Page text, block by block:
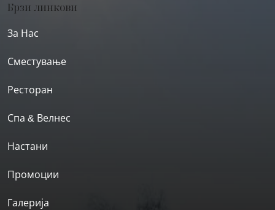
Брзи линкови
За Нас
Сместување
Ресторан
Спа & Велнес
Настани
Промоции
Галерија